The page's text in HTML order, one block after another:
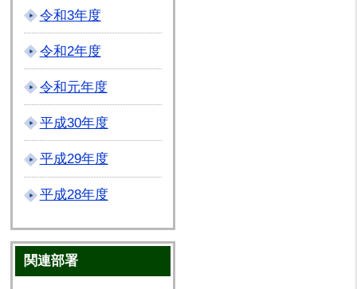
令和3年度
令和2年度
令和元年度
平成30年度
平成29年度
平成28年度
関連部署